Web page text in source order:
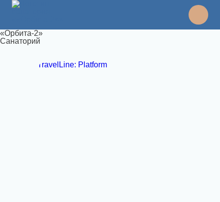
«Орбита-2»
Санаторий
8 495 994 06 45
TravelLine: Platform